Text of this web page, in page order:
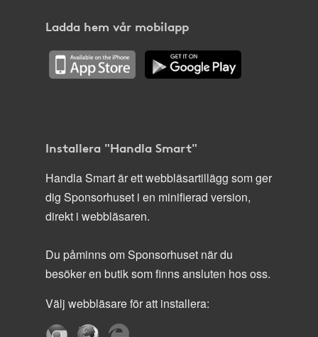
Ladda hem vår mobilapp
Installera "Handla Smart"
Handla Smart är ett webbläsartillägg som ger
dig Sponsorhuset i en minifierad version,
direkt i webbläsaren.
Du påminns om Sponsorhuset när du
besöker en butik som finns ansluten hos oss.
Välj webbläsare för att installera: